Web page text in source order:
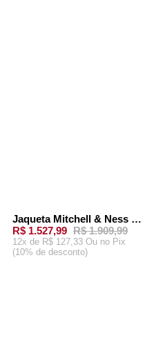
-20%
Jaqueta Mitchell & Ness NFL Windbreaker San Antonio 49ers Vermelha
R$ 1.527,99 R$ 1.909,99
12x de R$ 127,33 Ou no Pix
(10% de desconto)